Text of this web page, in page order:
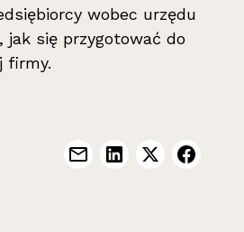
wobec urzędu
jak się przygotować do
firmy.